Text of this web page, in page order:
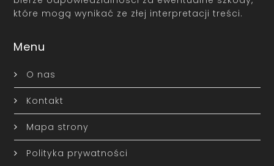
które mogą wynikać ze złej interpretacji treści.
Menu
O nas
Kontakt
Mapa strony
Polityka prywatności